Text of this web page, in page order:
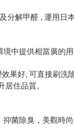
分解甲醛 , 運用日
中提供相當廣的用
果好, 可直接刷洗
住品質。
菌除臭，美觀時尚